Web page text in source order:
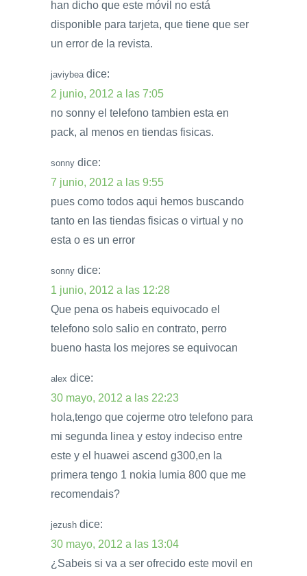
han dicho que este móvil no está
disponible para tarjeta, que tiene que ser
un error de la revista.
javiybea dice:
2 junio, 2012 a las 7:05
no sonny el telefono tambien esta en
pack, al menos en tiendas fisicas.
sonny dice:
7 junio, 2012 a las 9:55
pues como todos aqui hemos buscando
tanto en las tiendas fisicas o virtual y no
esta o es un error
sonny dice:
1 junio, 2012 a las 12:28
Que pena os habeis equivocado el
telefono solo salio en contrato, perro
bueno hasta los mejores se equivocan
alex dice:
30 mayo, 2012 a las 22:23
hola,tengo que cojerme otro telefono para
mi segunda linea y estoy indeciso entre
este y el huawei ascend g300,en la
primera tengo 1 nokia lumia 800 que me
recomendais?
jezush dice:
30 mayo, 2012 a las 13:04
¿Sabeis si va a ser ofrecido este movil en